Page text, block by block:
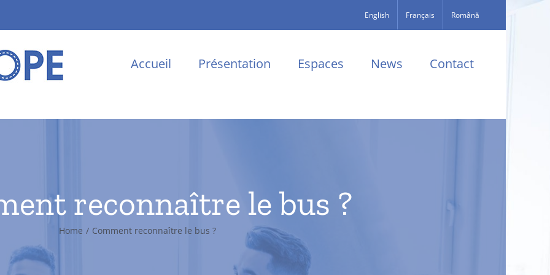
English Français Română
Accueil Présentation Espaces News Contact
reconnaître le bus ?
Home / Comment reconnaître le bus ?